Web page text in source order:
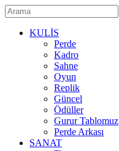
KULİS
Perde
Kadro
Sahne
Oyun
Replik
Güncel
Ödüller
Gurur Tablomuz
Perde Arkası
SANAT